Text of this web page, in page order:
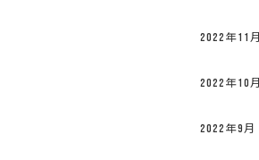
2022年11月
2022年10月
2022年9月